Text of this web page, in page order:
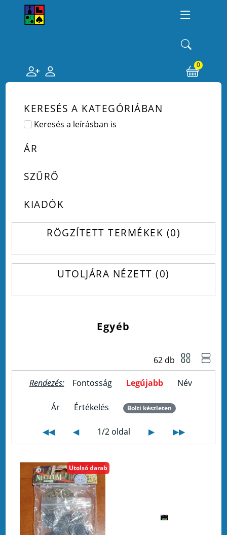
0
KERESÉS A KATEGÓRIÁBAN
Keresés a leírásban is
ÁR
SZŰRŐ
KIADÓK
RÖGZÍTETT TERMÉKEK 0
UTOLJÁRA NÉZETT 0
Egyéb
62 db
Rendezés: Fontosság Legújabb Név
Ár Értékelés Bolti készleten
◀◀ ◀ 1/2 oldal ▶ ▶▶
Utolsó darab